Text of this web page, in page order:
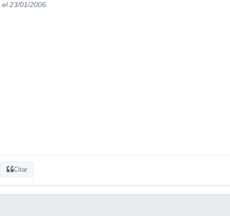
el 23/01/2006
Citar